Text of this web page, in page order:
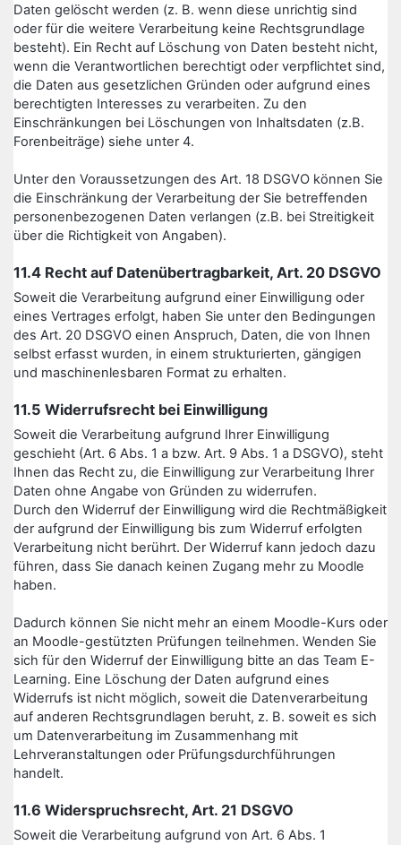
Daten gelöscht werden (z. B. wenn diese unrichtig sind
oder für die weitere Verarbeitung keine Rechtsgrundlage
besteht). Ein Recht auf Löschung von Daten besteht nicht,
wenn die Verantwortlichen berechtigt oder verpflichtet sind,
die Daten aus gesetzlichen Gründen oder aufgrund eines
berechtigten Interesses zu verarbeiten. Zu den
Einschränkungen bei Löschungen von Inhaltsdaten (z.B.
Forenbeiträge) siehe unter 4.
Unter den Voraussetzungen des Art. 18 DSGVO können Sie
die Einschränkung der Verarbeitung der Sie betreffenden
personenbezogenen Daten verlangen (z.B. bei Streitigkeit
über die Richtigkeit von Angaben).
11.4 Recht auf Datenübertragbarkeit, Art. 20 DSGVO
Soweit die Verarbeitung aufgrund einer Einwilligung oder
eines Vertrages erfolgt, haben Sie unter den Bedingungen
des Art. 20 DSGVO einen Anspruch, Daten, die von Ihnen
selbst erfasst wurden, in einem strukturierten, gängigen
und maschinenlesbaren Format zu erhalten.
11.5 Widerrufsrecht bei Einwilligung
Soweit die Verarbeitung aufgrund Ihrer Einwilligung
geschieht (Art. 6 Abs. 1 a bzw. Art. 9 Abs. 1 a DSGVO), steht
Ihnen das Recht zu, die Einwilligung zur Verarbeitung Ihrer
Daten ohne Angabe von Gründen zu widerrufen.
Durch den Widerruf der Einwilligung wird die Rechtmäßigkeit
der aufgrund der Einwilligung bis zum Widerruf erfolgten
Verarbeitung nicht berührt. Der Widerruf kann jedoch dazu
führen, dass Sie danach keinen Zugang mehr zu Moodle
haben.
Dadurch können Sie nicht mehr an einem Moodle-Kurs oder
an Moodle-gestützten Prüfungen teilnehmen. Wenden Sie
sich für den Widerruf der Einwilligung bitte an das Team E-
Learning. Eine Löschung der Daten aufgrund eines
Widerrufs ist nicht möglich, soweit die Datenverarbeitung
auf anderen Rechtsgrundlagen beruht, z. B. soweit es sich
um Datenverarbeitung im Zusammenhang mit
Lehrveranstaltungen oder Prüfungsdurchführungen
handelt.
11.6 Widerspruchsrecht, Art. 21 DSGVO
Soweit die Verarbeitung aufgrund von Art. 6 Abs. 1